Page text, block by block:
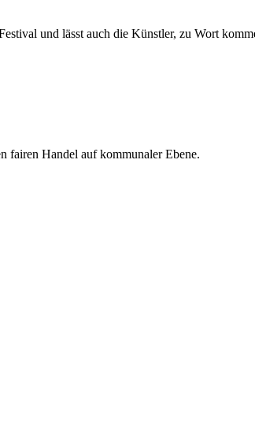
und lässt auch die Künstler, zu Wort
fairen Handel auf kommunaler Ebene.